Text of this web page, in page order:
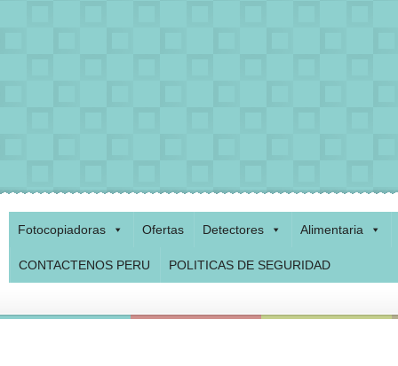
Fotocopiadoras Ofertas Detectores Alimentaria
CONTACTENOS PERU POLITICAS DE SEGURIDAD